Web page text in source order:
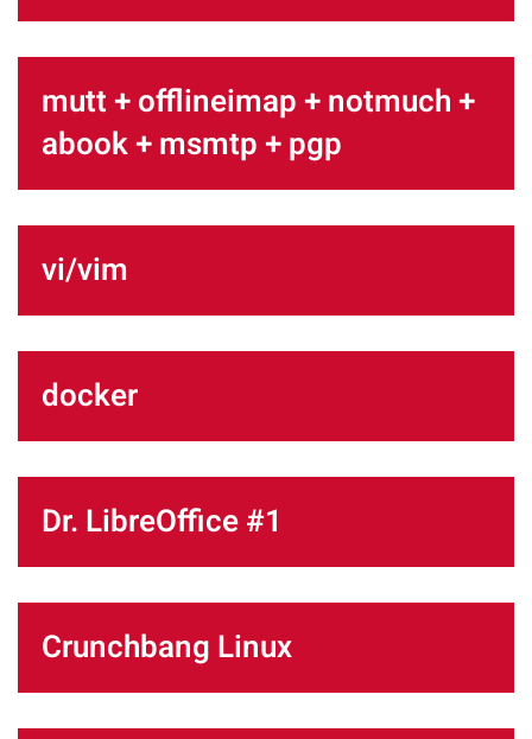
mutt + offlineimap + notmuch +
abook + msmtp + pgp
vi/vim
docker
Dr. LibreOffice #1
Crunchbang Linux